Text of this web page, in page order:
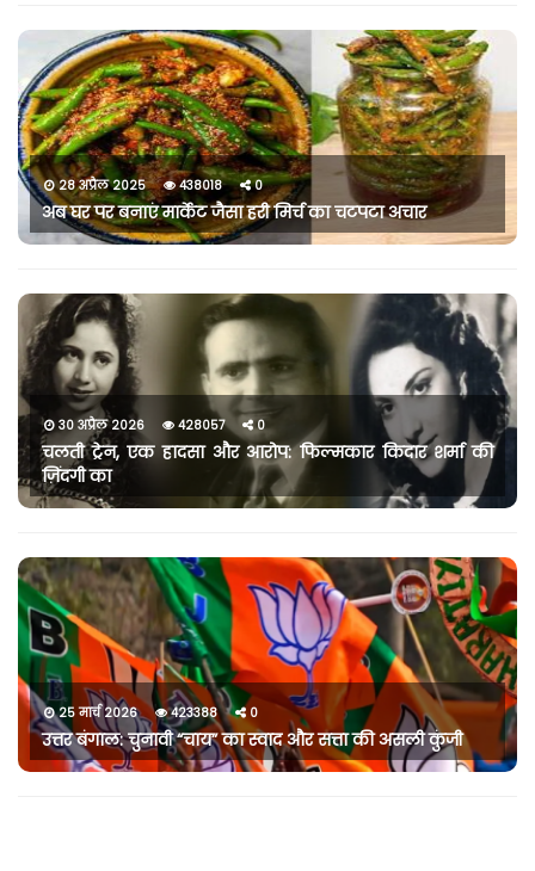
28 अप्रैल 2025 438018 0
अब घर पर बनाएं मार्केट जैसा हरी मिर्च का चटपटा अचार
30 अप्रैल 2026 428057 0
चलती ट्रेन, एक हादसा और आरोप: फिल्मकार किदार शर्मा की
ज़िंदगी का
25 मार्च 2026 423388 0
उत्तर बंगाल: चुनावी “चाय” का स्वाद और सत्ता की असली कुंजी